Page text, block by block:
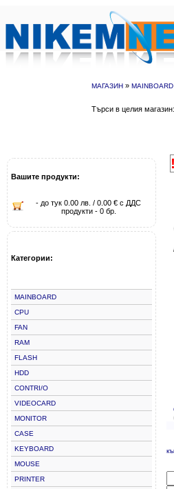
МАГАЗИН » MAINBOARD
Търси в целия магазин:
Вашите продукти:
- до тук 0.00 лв. / 0.00 € с ДДС
продукти - 0 бр.
Категории:
MAINBOARD
CPU
FAN
RAM
FLASH
HDD
CONTRI/O
VIDEOCARD
MONITOR
CASE
KEYBOARD
MOUSE
PRINTER
!